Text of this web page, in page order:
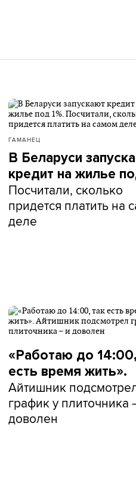
ГАМАНЕЦ
В Беларуси
кредит на жилье
Посчитали, сколько
придется платить на
деле
«Работаю до
есть время жить».
Айтишник
график у плиточника
доволен